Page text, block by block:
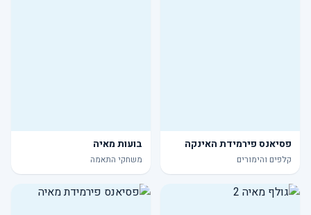
פסיאנס פירמידת האינקה
קלפים והימורים
בועות מאיה
משחקי התאמה